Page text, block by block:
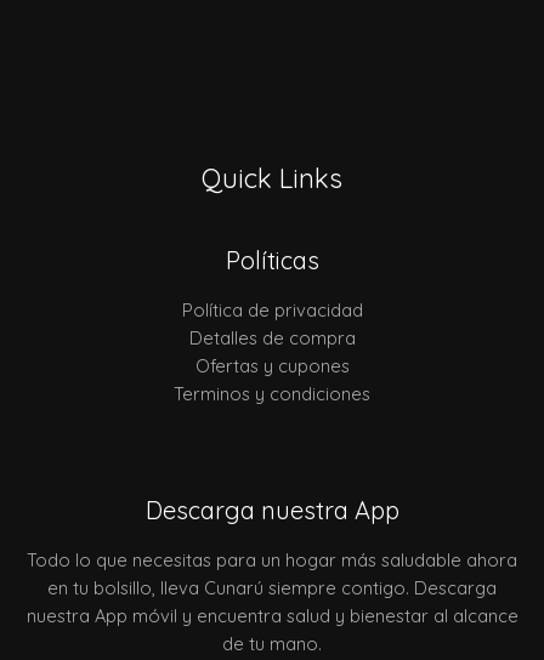
Quick Links
Políticas
Política de privacidad
Detalles de compra
Ofertas y cupones
Terminos y condiciones
Descarga nuestra App
Todo lo que necesitas para un hogar más saludable ahora
en tu bolsillo, lleva Cunarú siempre contigo. Descarga
nuestra App móvil y encuentra salud y bienestar al alcance
de tu mano.